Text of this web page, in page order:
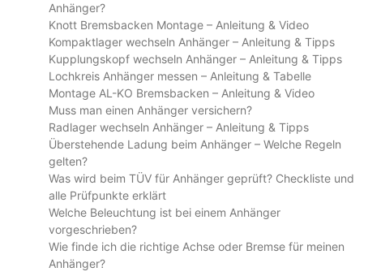
Anhänger?
Knott Bremsbacken Montage – Anleitung & Video
Kompaktlager wechseln Anhänger – Anleitung & Tipps
Kupplungskopf wechseln Anhänger – Anleitung & Tipps
Lochkreis Anhänger messen – Anleitung & Tabelle
Montage AL-KO Bremsbacken – Anleitung & Video
Muss man einen Anhänger versichern?
Radlager wechseln Anhänger – Anleitung & Tipps
Überstehende Ladung beim Anhänger – Welche Regeln
gelten?
Was wird beim TÜV für Anhänger geprüft? Checkliste und
alle Prüfpunkte erklärt
Welche Beleuchtung ist bei einem Anhänger
vorgeschrieben?
Wie finde ich die richtige Achse oder Bremse für meinen
Anhänger?